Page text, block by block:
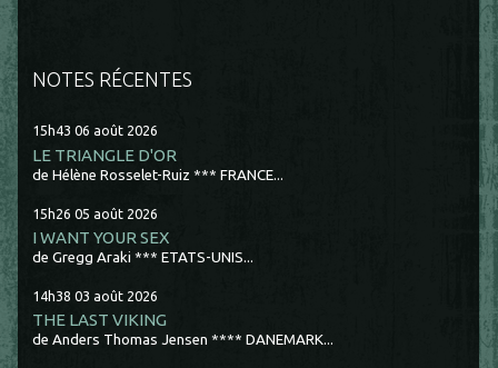
NOTES RÉCENTES
15h43 06 août 2026
LE TRIANGLE D'OR
de Hélène Rosselet-Ruiz *** FRANCE...
15h26 05 août 2026
I WANT YOUR SEX
de Gregg Araki *** ETATS-UNIS...
14h38 03 août 2026
THE LAST VIKING
de Anders Thomas Jensen **** DANEMARK...